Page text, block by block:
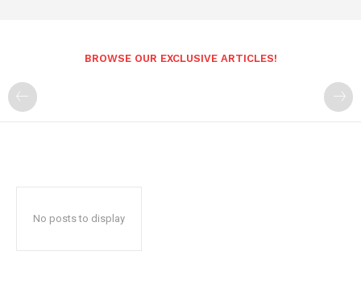
BROWSE OUR EXCLUSIVE ARTICLES!
No posts to display